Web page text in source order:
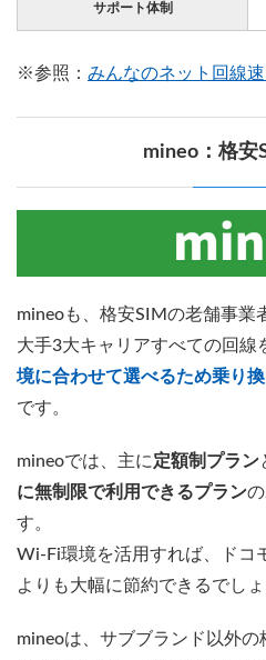
サポート体制
※参照： みんなのネット回線
mineo：格安
mineoも、格安SIMの老舗事業
大手3大キャリアすべての回線
境に合わせて選べるため乗り
です。
mineoでは、主に定額制プラン
に無制限で利用できるプラン
す。
Wi-Fi環境を活用すれば、ドコ
よりも大幅に節約できるでしょ
mineoは、サブブランド以外